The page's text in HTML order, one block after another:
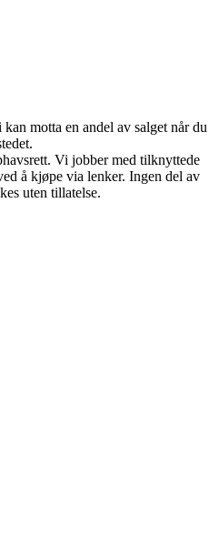
motta en andel av salget når du
Vi jobber med tilknyttede
å kjøpe via lenker. Ingen del av
uten tillatelse.